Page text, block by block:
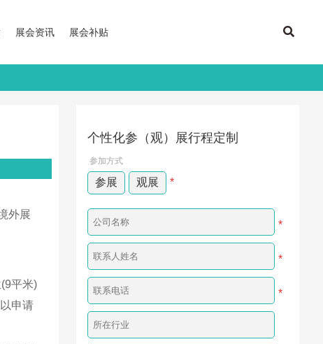
展会资讯 展会补贴
外展
平米)
申请
个性化参（观）展行程定制
参加方式
参展 观展 *
*
*
*